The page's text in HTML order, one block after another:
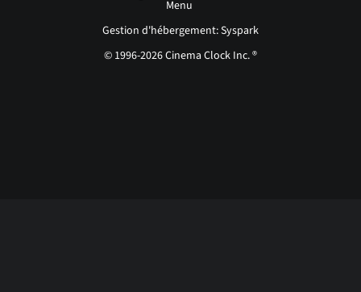
Menu
Gestion d'hébergement: Syspark
© 1996-2026 Cinema Clock Inc. ®